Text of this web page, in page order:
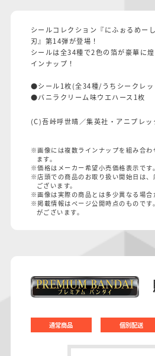
シールコレクション『にふぉるめー
刃』第14弾が登場！
シールは全34種で2色の箔が豪華に
インナップ！
●シール1枚(全34種/うちシークレッ
●バニラクリーム味ウエハース1枚
(C)吾峠呼世晴／集英社・アニプレ
※画像には複数ラインナップを組み合わ
ます。
※価格はメーカー希望小売価格表示です。
※店頭での商品のお取り扱い開始日は、
ございます。
※画像は実際の商品とは多少異なる場合
※掲載情報はページ公開時点のものです
がございます。
通常商品 個別配送